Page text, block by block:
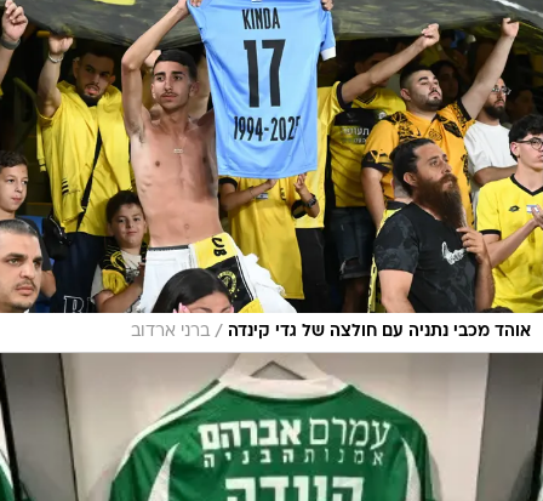
אוהד מכבי נתניה עם חולצה של גדי קינדה / ברני ארדוב